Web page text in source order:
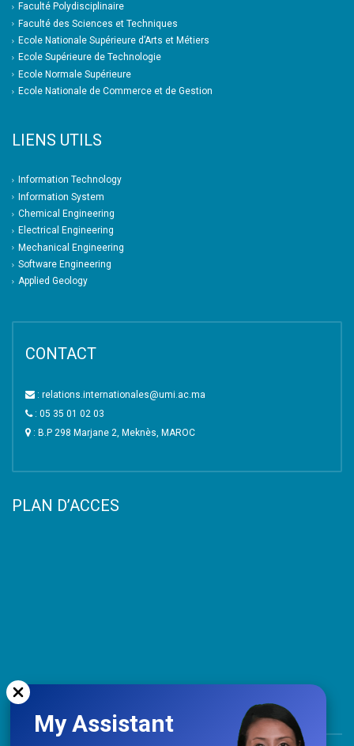
Faculté Polydisciplinaire
Faculté des Sciences et Techniques
Ecole Nationale Supérieure d’Arts et Métiers
Ecole Supérieure de Technologie
Ecole Normale Supérieure
Ecole Nationale de Commerce et de Gestion
LIENS UTILS
Information Technology
Information System
Chemical Engineering
Electrical Engineering
Mechanical Engineering
Software Engineering
Applied Geology
CONTACT
: relations.internationales@umi.ac.ma
: 05 35 01 02 03
: B.P 298 Marjane 2, Meknès, MAROC
PLAN D’ACCES
TOP
My Assistant